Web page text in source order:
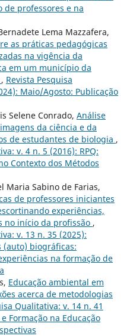
de professores e na
Lema Mazzafera,
as práticas pedagógicas
na vigência da
em um município da
, Revista Pesquisa
Maio/Agosto: Publicação
Selene Conrado, Análise
da ciência e da
de estudantes de biologia ,
v. 4 n. 5 (2016): RPQ:
Contexto dos Métodos
Maria Sabino de Farias,
de professores iniciantes
experiências,
no início da profissão ,
v. 13 n. 35 (2025):
(auto) biográficas:
na formação de
Educação ambiental em
acerca de metodologias
Qualitativa: v. 14 n. 41
Formação na Educação